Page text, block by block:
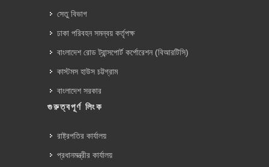
সেতু বিভাগ
ঢাকা পরিবহন সমন্বয় কর্তৃপক্ষ
বাংলাদেশ রোড ট্রান্সপোর্ট কর্পোরেশন (বিআরটিসি)
কাস্টমস হাউস চট্টগ্রাম
বাংলাদেশ সরকার
গুরুত্বপূর্ণ লিংক
রাষ্ট্রপতির কার্যালয়
প্রধানমন্ত্রীর কার্যালয়